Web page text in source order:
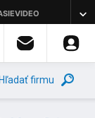
Hľadať firmu